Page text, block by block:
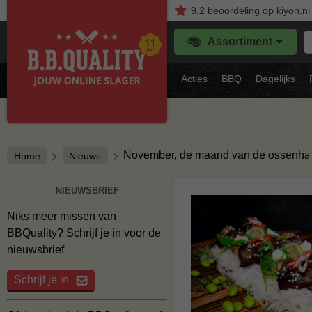
9,2 beoordelingop kiyoh.nl
Assortiment
Acties BBQ Dagelijks
Home Nieuws November, de maand van de
NIEUWSBRIEF
Niks meer missen van
BBQuality? Schrijf je in voor de
nieuwsbrief
Schrijf je in